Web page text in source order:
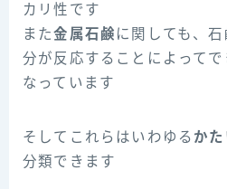
カリ性です
また金属石鹸 に関しても、
分が反応することによって
なっています
そしてこれらはいわゆる か
分類できます